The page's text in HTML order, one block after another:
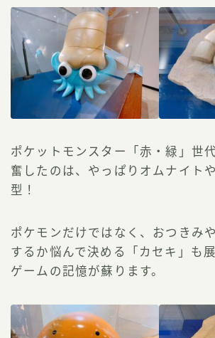
ポケットモンスター「赤・緑」世
奮したのは、やっぱり オムナイト
型 ！
ポケモンだけではなく、おつきみ
するか悩んで決める「カセキ」も
ゲームの記憶が蘇ります。